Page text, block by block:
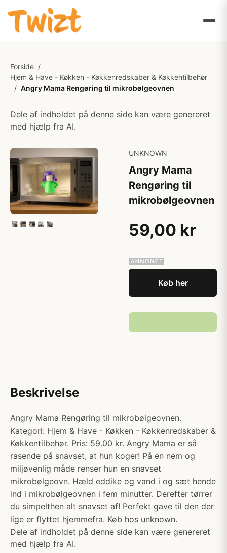
Forside /
Hjem & Have - Køkken - Køkkenredskaber & Køkkentilbehør
/ Angry Mama Rengøring til mikrobølgeovnen
Dele af indholdet på denne side kan være genereret
med hjælp fra AI.
UNKNOWN
Angry Mama
Rengøring til
mikrobølgeovnen
59,00 kr
Køb her
Beskrivelse
Angry Mama Rengøring til mikrobølgeovnen.
Kategori: Hjem & Have - Køkken - Køkkenredskaber &
Køkkentilbehør. Pris: 59.00 kr. Angry Mama er så
rasende på snavset, at hun koger! På en nem og
miljøvenlig måde renser hun en snavset
mikrobølgeovn. Hæld eddike og vand i og sæt hende
ind i mikrobølgeovnen i fem minutter. Derefter tørrer
du simpelthen alt snavset af! Perfekt gave til den der
lige er flyttet hjemmefra. Køb hos unknown.
Dele af indholdet på denne side kan være genereret
med hjælp fra AI.